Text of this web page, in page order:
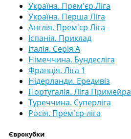
Україна. Прем'єр Ліга
Україна. Перша Ліга
Англія. Прем'єр Ліга
Іспанія. Приклад
Італія. Серія А
Німеччина. Бундесліга
Франція. Ліга 1
Нідерланди. Ередивіз
Португалія. Ліга Примейра
Туреччина. Суперліга
Росія. Прем'єр-ліга
Єврокубки